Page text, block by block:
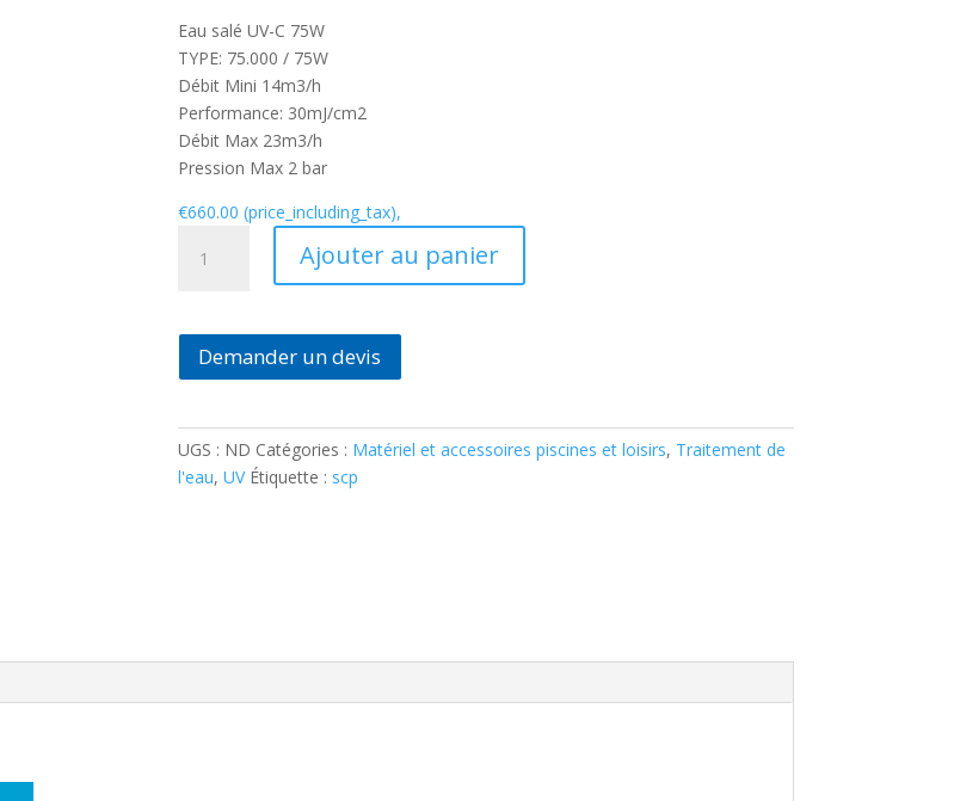
Eau salé UV-C 75W
TYPE: 75.000 / 75W
Débit Mini 14m3/h
Performance: 30mJ/cm2
Débit Max 23m3/h
Pression Max 2 bar
€660.00 (price_including_tax),
UV-
C
piscine
salée
Ajouter au panier
Demander un devis
UGS : ND Catégories : Matériel et accessoires piscines et loisirs, Traitement de
l'eau, UV Étiquette : scp